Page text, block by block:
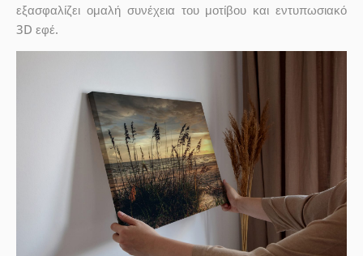
εξασφαλίζει ομαλή συνέχεια του μοτίβου και εντυπωσιακό
3D εφέ.